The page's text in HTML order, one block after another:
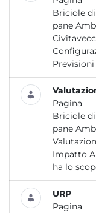
Briciole
pane
Pagina
Briciole
pane
Impatto
ha lo
URP
Pagina